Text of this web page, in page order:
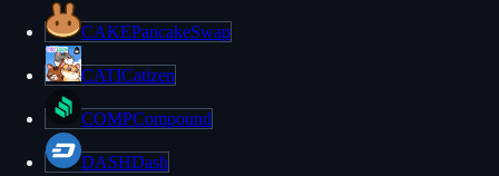
CAKEPancakeSwap
CATICatizen
COMPCompound
DASHDash